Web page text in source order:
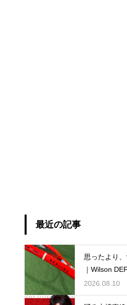
最近の記事
思ったより、
｜Wilson
ー
2026.08.10